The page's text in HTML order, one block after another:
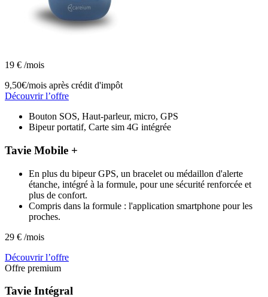
19 € /mois
9,50€/mois après crédit d'impôt
Découvrir l’offre
Bouton SOS, Haut-parleur, micro, GPS
Bipeur portatif, Carte sim 4G intégrée
Tavie Mobile +
En plus du bipeur GPS, un bracelet ou médaillon d'alerte
étanche, intégré à la formule, pour une sécurité renforcée et
plus de confort.
Compris dans la formule : l'application smartphone pour les
proches.
29 € /mois
Découvrir l’offre
Offre premium
Tavie Intégral